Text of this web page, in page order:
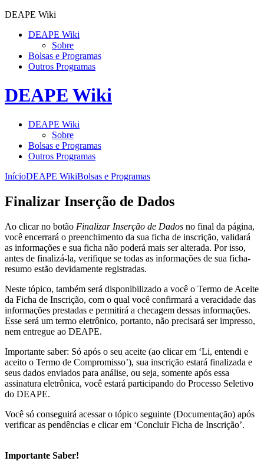
DEAPE Wiki
DEAPE Wiki
Sobre
Bolsas e Programas
Outros Programas
DEAPE Wiki
DEAPE Wiki
Sobre
Bolsas e Programas
Outros Programas
InícioDEAPE WikiBolsas e Programas
Finalizar Inserção de Dados
Ao clicar no botão Finalizar Inserção de Dados no final da página,
você encerrará o preenchimento da sua ficha de inscrição, validará
as informações e sua ficha não poderá mais ser alterada. Por isso,
antes de finalizá-la, verifique se todas as informações de sua ficha-
resumo estão devidamente registradas.
Neste tópico, também será disponibilizado a você o Termo de Aceite
da Ficha de Inscrição, com o qual você confirmará a veracidade das
informações prestadas e permitirá a checagem dessas informações.
Esse será um termo eletrônico, portanto, não precisará ser impresso,
nem entregue ao DEAPE.
Importante saber: Só após o seu aceite (ao clicar em ‘Li, entendi e
aceito o Termo de Compromisso’), sua inscrição estará finalizada e
seus dados enviados para análise, ou seja, somente após essa
assinatura eletrônica, você estará participando do Processo Seletivo
do DEAPE.
Você só conseguirá acessar o tópico seguinte (Documentação) após
verificar as pendências e clicar em ‘Concluir Ficha de Inscrição’.
Importante Saber!